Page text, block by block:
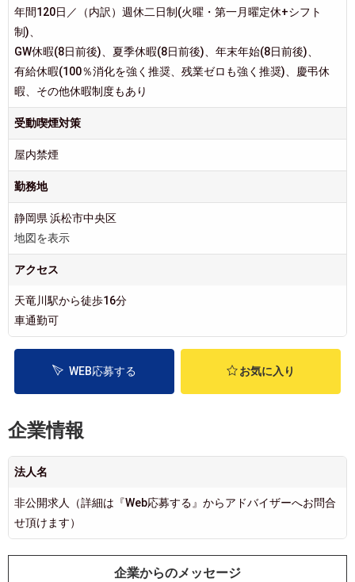
年間120日／（内訳）週休二日制(火曜・第一月曜定休+シフト
制)、
GW休暇(8日前後)、夏季休暇(8日前後)、年末年始(8日前後)、
有給休暇(100％消化を強く推奨、残業ゼロも強く推奨)、慶弔休
暇、その他休暇制度もあり
受動喫煙対策
屋内禁煙
勤務地
静岡県 浜松市中央区
地図を表示
アクセス
天竜川駅から徒歩16分
車通勤可
WEB応募する お気に入り
企業情報
法人名
非公開求人（詳細は『Web応募する』からアドバイザーへお問合
せ頂けます）
企業からのメッセージ